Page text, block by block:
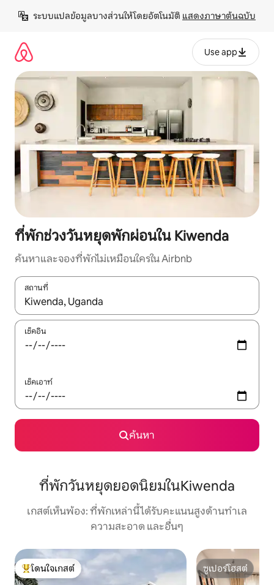
เนื้อหา
ระบบแปลข้อมูลบางส่วนให้โดยอัตโนมัติ แสดงภาษาต้นฉบับ
Use app
ที่พักช่วงวันหยุดพักผ่อนใน Kiwenda
ค้นหาและจองที่พักไม่เหมือนใครใน Airbnb
สถานที่
ใช้ลูกศรขึ้นลง หรือใช้การสัมผัสหรือปัด เพื่อสำรวจผลการค้นหา
เช็คอิน
เช็คเอาท์
ค้นหา
ที่พักวันหยุดยอดนิยมในKiwenda
เกสต์เห็นพ้อง: ที่พักเหล่านี้ได้รับคะแนนสูงด้านทำเล
ความสะอาด และอื่นๆ
โดนใจเกสต์ที่สุด
โดนใจเกสต์
ซูเปอร์โฮสต์
ซูเปอร์โฮสต์